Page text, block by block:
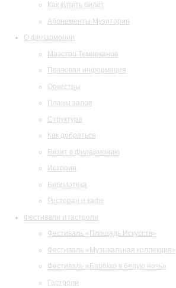
Как купить билет
Абонементы Музитория
О филармонии
Маэстро Темирканов
Правовая информация
Оркестры
Планы залов
Структура
Как добраться
Визит в филармонию
История
Библиотека
Ресторан и кафе
Фестивали и гастроли
Фестиваль «Площадь Искусств»
Фестиваль «Музыкальная коллекция»
Фестиваль «Барокко в белую ночь»
Гастроли